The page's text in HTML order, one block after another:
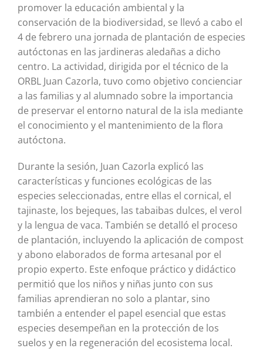
promover la educación ambiental y la
conservación de la biodiversidad, se llevó a cabo el
4 de febrero una jornada de plantación de especies
autóctonas en las jardineras aledañas a dicho
centro. La actividad, dirigida por el técnico de la
ORBL Juan Cazorla, tuvo como objetivo concienciar
a las familias y al alumnado sobre la importancia
de preservar el entorno natural de la isla mediante
el conocimiento y el mantenimiento de la flora
autóctona.
Durante la sesión, Juan Cazorla explicó las
características y funciones ecológicas de las
especies seleccionadas, entre ellas el cornical, el
tajinaste, los bejeques, las tabaibas dulces, el verol
y la lengua de vaca. También se detalló el proceso
de plantación, incluyendo la aplicación de compost
y abono elaborados de forma artesanal por el
propio experto. Este enfoque práctico y didáctico
permitió que los niños y niñas junto con sus
familias aprendieran no solo a plantar, sino
también a entender el papel esencial que estas
especies desempeñan en la protección de los
suelos y en la regeneración del ecosistema local.